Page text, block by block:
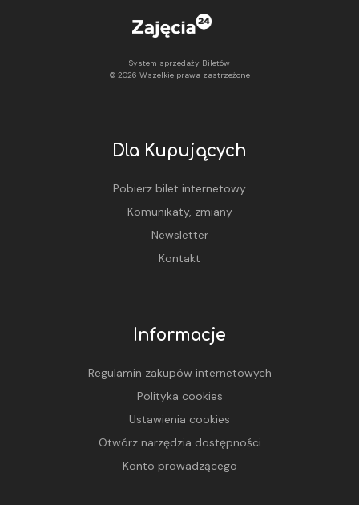
System sprzedaży Biletów
© 2026 Wszelkie prawa zastrzeżone
Dla Kupujących
Pobierz bilet internetowy
Komunikaty, zmiany
Newsletter
Kontakt
Informacje
Regulamin zakupów internetowych
Polityka cookies
Ustawienia cookies
Otwórz narzędzia dostępności
Konto prowadzącego